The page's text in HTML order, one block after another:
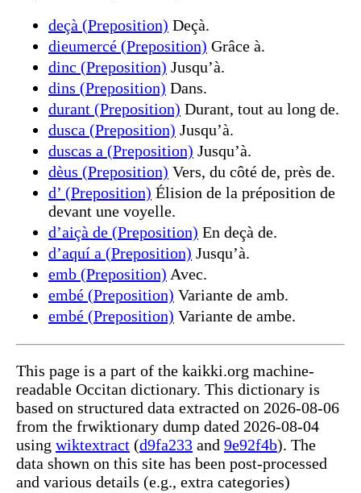
deçà (Preposition) Deçà.
dieumercé (Preposition) Grâce à.
dinc (Preposition) Jusqu’à.
dins (Preposition) Dans.
durant (Preposition) Durant, tout au long de.
dusca (Preposition) Jusqu’à.
duscas a (Preposition) Jusqu’à.
dèus (Preposition) Vers, du côté de, près de.
d’ (Preposition) Élision de la préposition de
devant une voyelle.
d’aiçà de (Preposition) En deçà de.
d’aquí a (Preposition) Jusqu’à.
emb (Preposition) Avec.
embé (Preposition) Variante de amb.
embé (Preposition) Variante de ambe.
This page is a part of the kaikki.org machine-
readable Occitan dictionary. This dictionary is
based on structured data extracted on 2026-08-06
from the frwiktionary dump dated 2026-08-04
using wiktextract (d9fa233 and 9e92f4b). The
data shown on this site has been post-processed
and various details (e.g., extra categories)